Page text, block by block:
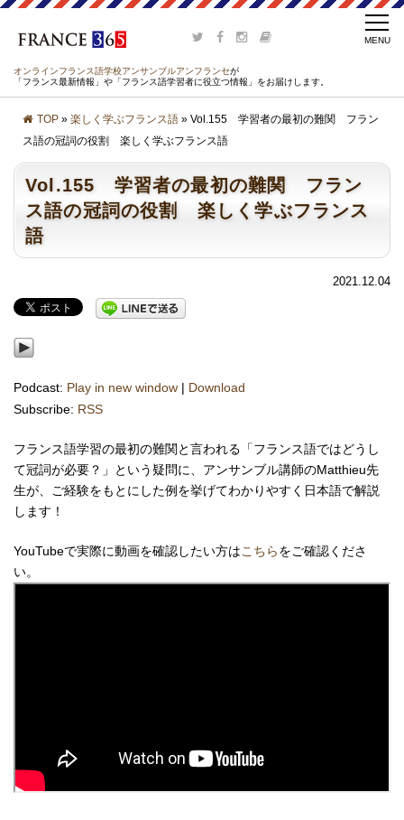
オンラインフランス語学校アンサンブルアンフランセが
「フランス最新情報」や「フランス語学習者に役立つ情報」をお届けします。
TOP » 楽しく学ぶフランス語 » Vol.155 学習者の最初の難関 フラン
ス語の冠詞の役割 楽しく学ぶフランス語
Vol.155 学習者の最初の難関 フラン
ス語の冠詞の役割 楽しく学ぶフランス
語
2021.12.04
Podcast: Play in new window | Download
Subscribe: RSS
フランス語学習の最初の難関と言われる「フランス語ではどうし
て冠詞が必要？」という疑問に、アンサンブル講師のMatthieu先
生が、ご経験をもとにした例を挙げてわかりやすく日本語で解説
します！
YouTubeで実際に動画を確認したい方はこちらをご確認くださ
い。